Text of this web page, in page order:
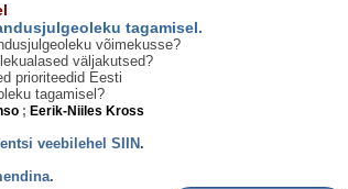
tagamisel.
võimekusse?
väljakutsed?
prioriteedid Eesti
tagamisel?
; Eerik-Niiles Kross
veebilehel SIIN.
.